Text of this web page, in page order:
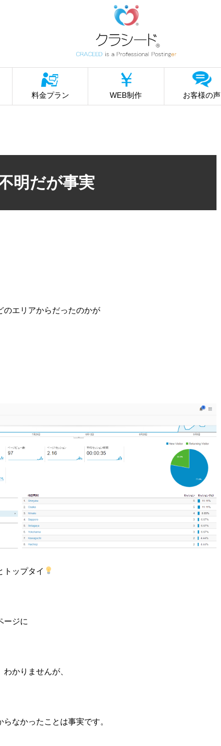
料金プラン WEB制作 お客様の声
明だが事実
のエリアからだったのかが
トップタイ
ージに
かりませんが、
なかったことは事実です。